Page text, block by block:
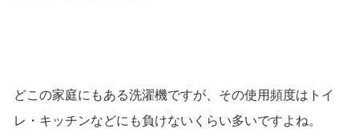
どこの家庭にもある洗濯機ですが、その使用頻度はトイ
レ・キッチンなどにも負けないくらい多いですよね。